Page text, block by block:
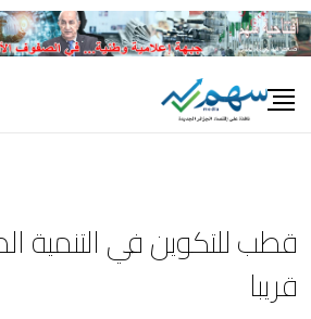
Skip
to
قطب للتكوين في التنمية
قريبا